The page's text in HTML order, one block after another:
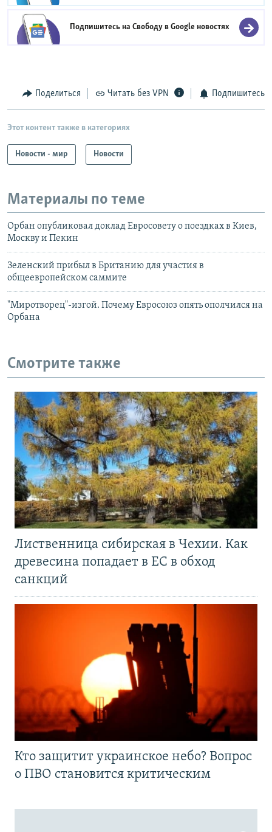
Подпишитесь на Свободу вGoogle новостях
Поделиться Читать без VPN Подпишитесь
Этот контент также в категориях
Новости - мир Новости
Материалы по теме
Орбан опубликовал доклад Евросовету о поездках в Киев,
Москву и Пекин
Зеленский прибыл в Британию для участия в
общеевропейском саммите
"Миротворец"-изгой. Почему Евросоюз опять ополчился на
Орбана
Смотрите также
Лиственница сибирская в Чехии. Как
древесина попадает в ЕС в обход
санкций
Кто защитит украинское небо? Вопрос
о ПВО становится критическим